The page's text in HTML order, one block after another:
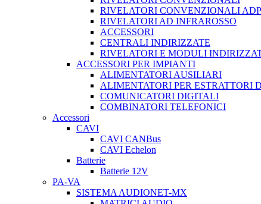
RIVELATORI CONVENZIONALI
RIVELATORI AD INFRAROSSO
ACCESSORI
CENTRALI INDIRIZZATE
RIVELATORI E MODULI
ACCESSORI PER IMPIANTI
ALIMENTATORI AUSILIARI
ALIMENTATORI PER ESTRATTORI
COMUNICATORI DIGITALI
COMBINATORI TELEFONICI
Accessori
CAVI
CAVI CANBus
CAVI Echelon
Batterie
Batterie 12V
PA-VA
SISTEMA AUDIONET-MX